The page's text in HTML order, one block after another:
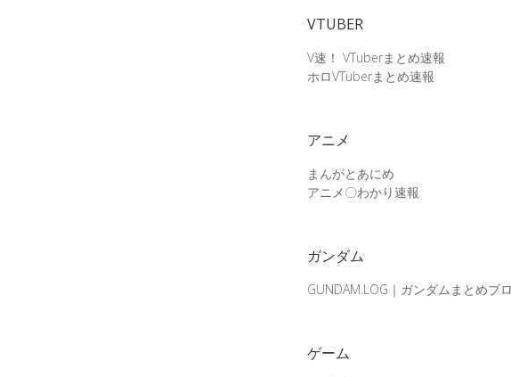
VTUBER
V速！ VTuberまとめ速報
ホロVTuberまとめ速報
アニメ
まんがとあにめ
アニメ〇わかり速報
ガンダム
GUNDAM.LOG｜ガンダムまとめブ
ゲーム